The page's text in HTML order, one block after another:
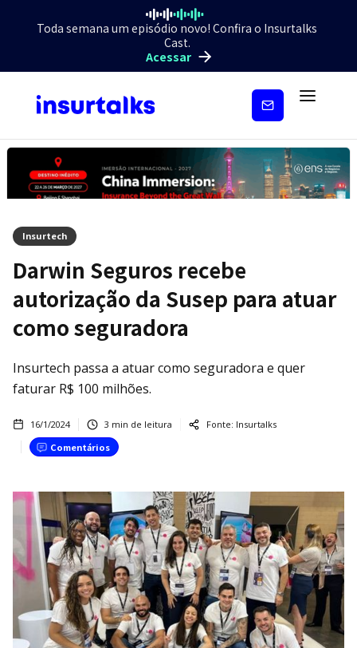
Toda semana um episódio novo! Confira o Insurtalks
Cast.
Acessar
Inscreva-
Insurtech
Darwin Seguros recebe
autorização da Susep para atuar
como seguradora
Insurtech passa a atuar como seguradora e quer
faturar R$ 100 milhões.
16/1/2024 3 min de leitura Fonte: Insurtalks
Comentários